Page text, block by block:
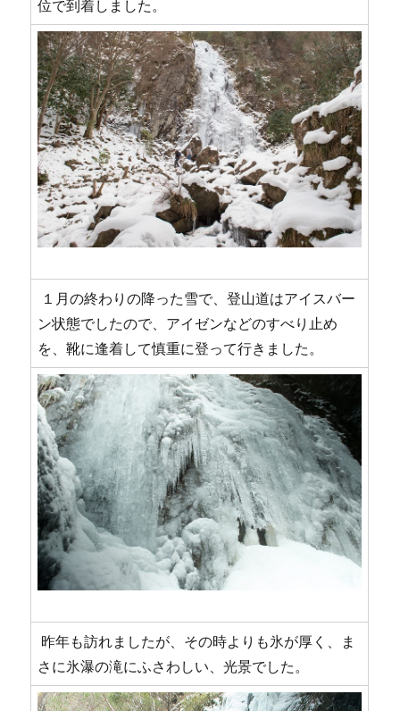
位で到着しました。
１月の終わりの降った雪で、登山道はアイスバー
ン状態でしたので、アイゼンなどのすべり止め
を、靴に逢着して慎重に登って行きました。
昨年も訪れましたが、その時よりも氷が厚く、ま
さに氷瀑の滝にふさわしい、光景でした。